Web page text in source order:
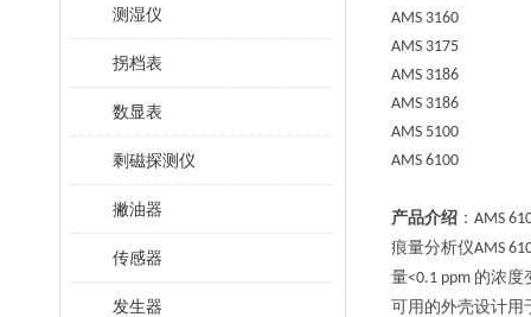
测湿仪
拐档表
数显表
剩磁探测仪
撇油器
传感器
发生器
AMS 3160
AMS 3175
AMS 3186
AMS 3186
AMS 5100
AMS 6100
产品介绍 ： AMS
痕量分析仪AMS
量<0.1 ppm 的浓度
可用的外壳设计用